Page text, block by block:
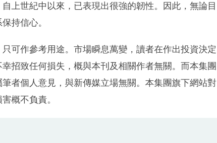
上世紀中以來，已表現出很強的韌性。因此，無論目
持信心。
可作參考用途。市場瞬息萬變，讀者在作出投資決定
招致任何損失，概與本刊及相關作者無關。而本集團
者個人意見，與新傳媒立場無關。本集團旗下網站對
概不負責。